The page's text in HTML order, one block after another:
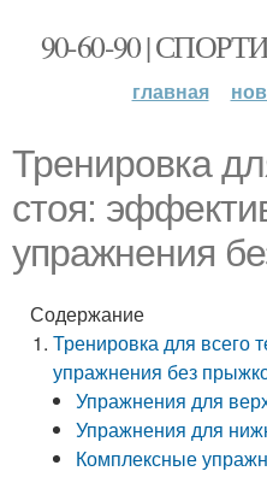
90-60-90 |
главная
Тренировка
стоя:
упражнения
Содержание
Тренировка для всего
упражнения без
Упражнения для
Упражнения для
Комплексные